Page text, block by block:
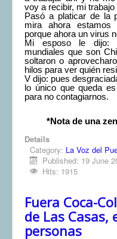
voy a recibir, mi trabajo
Pasó a platicar de la
mira ahora estamos
porque ahora un virus
Mi esposo le dijo:
mundiales que son
soltaron o
hilos para ver quién
V dijo: pues
lo único que queda
para no contagiarnos.
*Nota de una
Details
Category: La Voz del
Published: 19 June
Hits: 1915
Fuera Coca-
de Las Casas,
personas